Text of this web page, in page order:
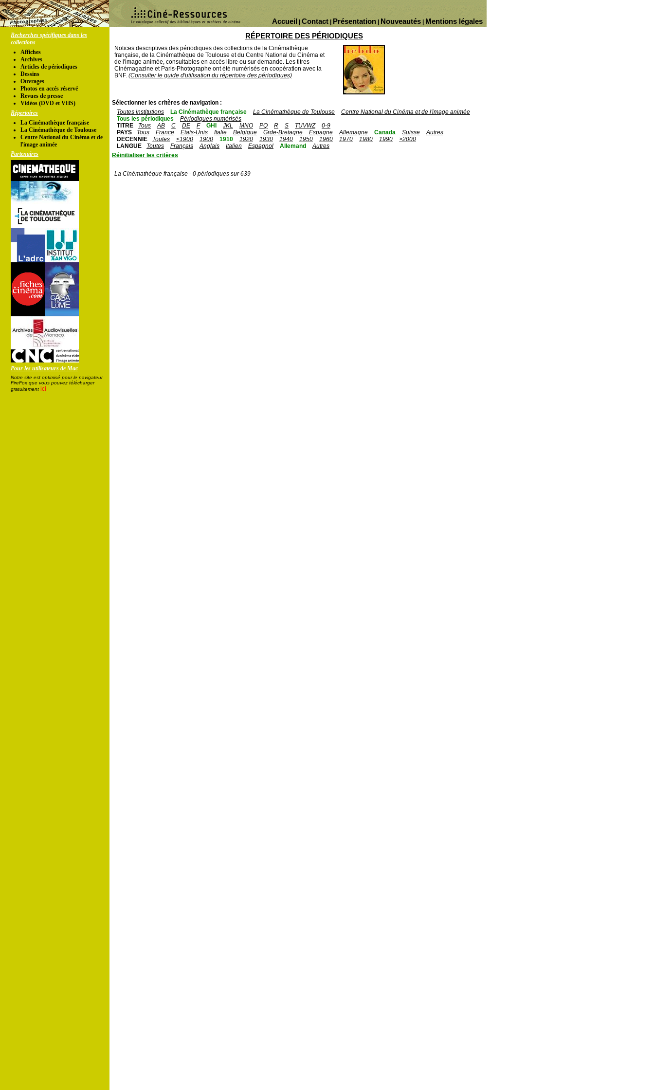
Mentions légales
Nouveautés
Présentation
Contact
Accueil
Recherches spécifiques dans les
collections
Affiches
Archives
Articles de périodiques
Dessins
Ouvrages
Photos en accés réservé
Revues de presse
Vidéos (DVD et VHS)
Répertoires
La Cinémathèque française
La Cinémathèque de Toulouse
Centre National du Cinéma et de
l'image animée
Partenaires
Pour les utilisateurs de Mac
Notre site est optimisé pour le navigateur
FireFox que vous pouvez télécharger
gratuitement ici
RÉPERTOIRE DES PÉRIODIQUES
Notices descriptives des périodiques des collections de la Cinémathèque
française, de la Cinémathèque de Toulouse et du Centre National du Cinéma et
de l'image animée, consultables en accès libre ou sur demande. Les titres
Cinémagazine et Paris-Photographe ont été numérisés en coopération avec la
BNF. (Consulter le guide d'utilisation du répertoire des périodiques)
Sélectionner les critères de navigation :
Toutes institutions
La Cinémathèque française La Cinémathèque de Toulouse
Centre National du Cinéma et de l'image animée
Tous les périodiques
Périodiques numérisés
TITRE
Tous AB C DE F GHI JKL MNO PQ R S TUVWZ
0-9
PAYS
Tous France Etats-Unis Italie Belgique Grde-Bretagne Espagne Allemagne Canada Suisse
Autres
DECENNIE
Toutes <1900 1900 1910 1920 1930 1940 1950 1960 1970 1980 1990
>2000
LANGUE
Toutes Français Anglais Italien Espagnol Allemand
Autres
Réinitialiser les critères
La Cinémathèque française - 0 périodiques sur 639